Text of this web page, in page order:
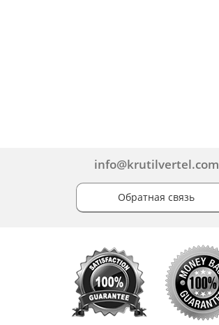
info@krutilvertel.com
Обратная связь